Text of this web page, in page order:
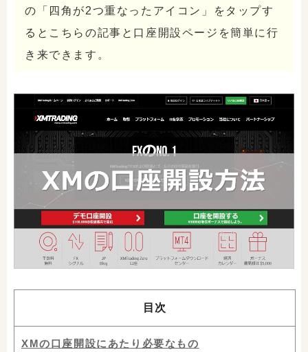
の「四角が2つ重なったアイコン」をタップす
るとこちらの記事と口座開設ページを簡単に行
き来できます。
目次
XMの口座開設にあたり必要なもの